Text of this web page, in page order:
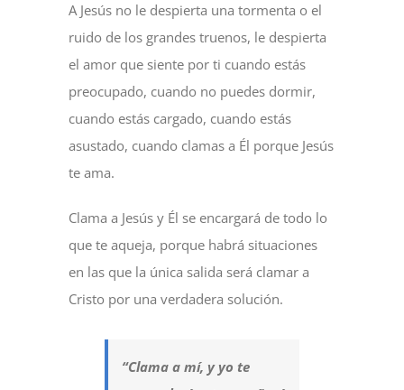
A Jesús no le despierta una tormenta o el
ruido de los grandes truenos, le despierta
el amor que siente por ti cuando estás
preocupado, cuando no puedes dormir,
cuando estás cargado, cuando estás
asustado, cuando clamas a Él porque Jesús
te ama.
Clama a Jesús y Él se encargará de todo lo
que te aqueja, porque habrá situaciones
en las que la única salida será clamar a
Cristo por una verdadera solución.
“Clama a mí, y yo te